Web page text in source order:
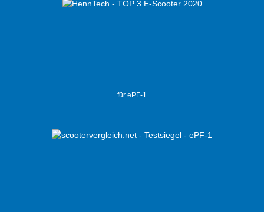
für ePF-1